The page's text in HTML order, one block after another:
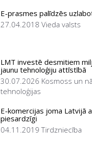
E-prasmes palīdzēs
27.04.2018 Vieda valsts
LMT investē desmitiem
jaunu tehnoloģiju attīstībā
30.07.2026 Kosmoss un
tehnoloģijas
E-komercijas joma Latvijā
piesardzīgi
04.11.2019 Tirdzniecība